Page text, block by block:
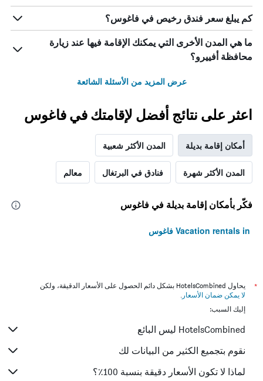
كم يبلغ سعر فندق رخيص في فاغوس؟
ما هي المدن الأخرى التي يمكنك الإقامة فيها عند زيارة
محافظة أفييرو؟
عرض المزيد من الأسئلة الشائعة
اعثر على نتائج أفضل لإقامتك في فاغوس
أمكان إقامة بديلة المدن الأكثر شعبية
المدن الأكثر شهرة فنادق في البرتغال معالم
فكّر بأمكان إقامة بديلة في فاغوس
Vacation rentals in فاغوس
*
يحاول HotelsCombined بشكل دائم الحصول على الأسعار الدقيقة، ولكن
لا يمكن ضمان الأسعار .
إليك السبب:
HotelsCombined ليس البائع
نقوم بتجميع الكثير من البيانات لك
لماذا لا تكون الأسعار دقيقة بنسبة 100٪؟